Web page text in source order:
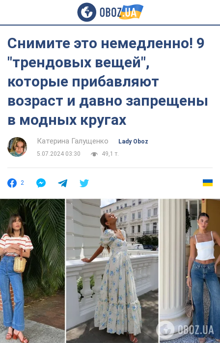
Снимите это немедленно! 9
"трендовых вещей",
которые прибавляют
возраст и давно запрещены
в модных кругах
Катерина Галущенко
Lady Oboz
5.07.2024 03:30
49,1 т.
2